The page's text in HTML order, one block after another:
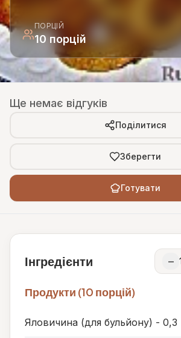
ПОРЦІЙ
10 порцій
Ще немає відгуків
Поділитися
Зберегти
Готувати
Інгредієнти −
Продукти (10 порцій)
Яловичина (для бульйону) - 0,3